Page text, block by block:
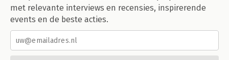
met relevante interviews en recensies, inspirerende
events en de beste acties.